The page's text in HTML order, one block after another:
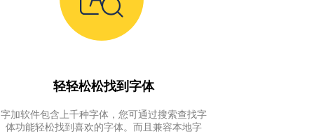
轻轻松松找到字体
字加软件包含上千种字体，您可通过搜索查找字
体功能轻松找到喜欢的字体。而且兼容本地字